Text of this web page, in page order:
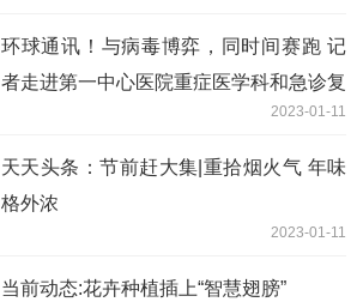
环球通讯！与病毒博弈，同时间赛跑 记
者走进第一中心医院重症医学科和急诊复
2023-01-11
天天头条：节前赶大集|重拾烟火气 年味
格外浓
2023-01-11
当前动态:花卉种植插上“智慧翅膀”